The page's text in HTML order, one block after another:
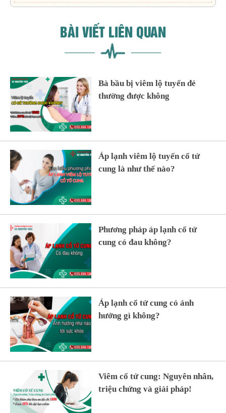
BÀI VIẾT LIÊN QUAN
Bà bầu bị viêm lộ tuyến đẻ
thường được không
Áp lạnh viêm lộ tuyến cổ tử
cung là như thế nào?
Phương pháp áp lạnh cổ tử
cung có đau không?
Áp lạnh cổ tử cung có ảnh
hưởng gì không?
Viêm cổ tử cung: Nguyên nhân,
triệu chứng và giải pháp!